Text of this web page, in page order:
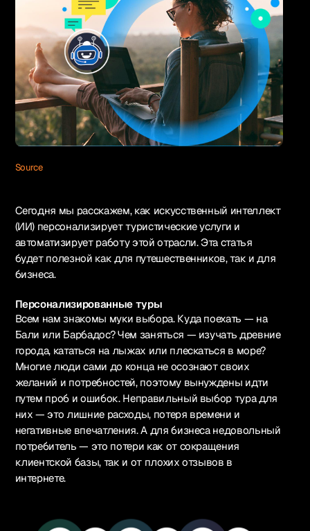
Source
Сегодня мы расскажем, как искусственный интеллект
(ИИ) персонализирует туристические услуги и
автоматизирует работу этой отрасли. Эта статья
будет полезной как для путешественников, так и для
бизнеса.
Персонализированные туры
Всем нам знакомы муки выбора. Куда поехать — на
Бали или Барбадос? Чем заняться — изучать древние
города, кататься на лыжах или плескаться в море?
Многие люди сами до конца не осознают своих
желаний и потребностей, поэтому вынуждены идти
путем проб и ошибок. Неправильный выбор тура для
них — это лишние расходы, потеря времени и
негативные впечатления. А для бизнеса недовольный
потребитель — это потери как от сокращения
клиентской базы, так и от плохих отзывов в
интернете.